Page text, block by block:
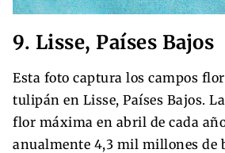
9. Lisse, Países Bajos
Esta foto captura los campos
tulipán en Lisse, Países Bajos.
flor máxima en abril de cada
anualmente 4,3 mil millones de